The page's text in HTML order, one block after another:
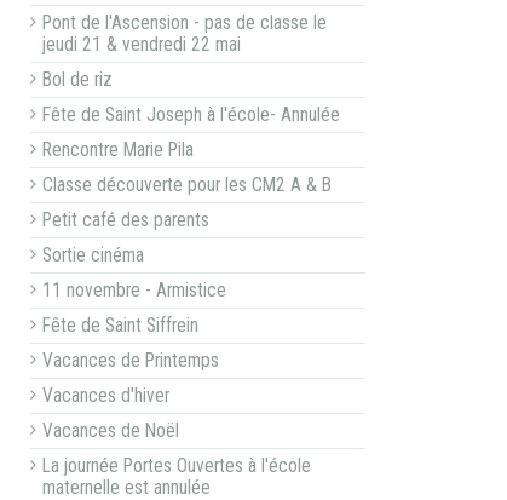
Pont de l'Ascension - pas de classe le
jeudi 21 & vendredi 22 mai
Bol de riz
Fête de Saint Joseph à l'école- Annulée
Rencontre Marie Pila
Classe découverte pour les CM2 A & B
Petit café des parents
Sortie cinéma
11 novembre - Armistice
Fête de Saint Siffrein
Vacances de Printemps
Vacances d'hiver
Vacances de Noël
La journée Portes Ouvertes à l'école
maternelle est annulée